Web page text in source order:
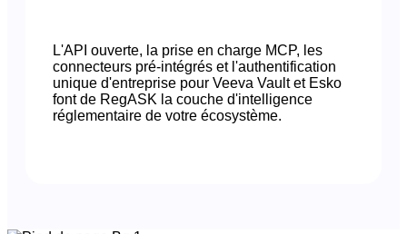
L'API ouverte, la prise en charge MCP, les
connecteurs pré-intégrés et l'authentification
unique d'entreprise pour Veeva Vault et Esko
font de RegASK la couche d'intelligence
réglementaire de votre écosystème.